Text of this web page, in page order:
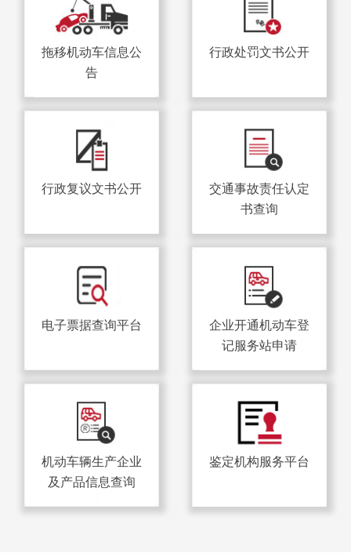
拖移机动车信息公
告
行政处罚文书公开
行政复议文书公开
交通事故责任认定
书查询
电子票据查询平台
企业开通机动车登
记服务站申请
机动车辆生产企业
及产品信息查询
鉴定机构服务平台